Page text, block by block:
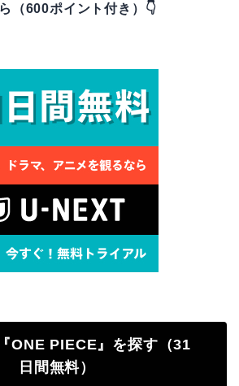
（600ポイント付き）👇
ONE PIECE』を探す（31
日間無料）